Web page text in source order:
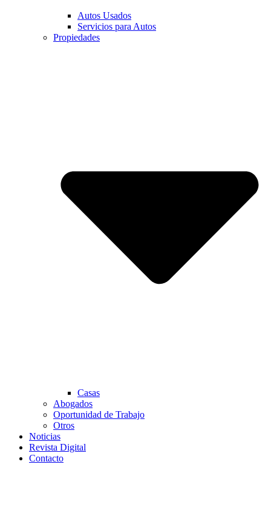
Autos Usados
Servicios para Autos
Propiedades
Casas
Abogados
Oportunidad de Trabajo
Otros
Noticias
Revista Digital
Contacto